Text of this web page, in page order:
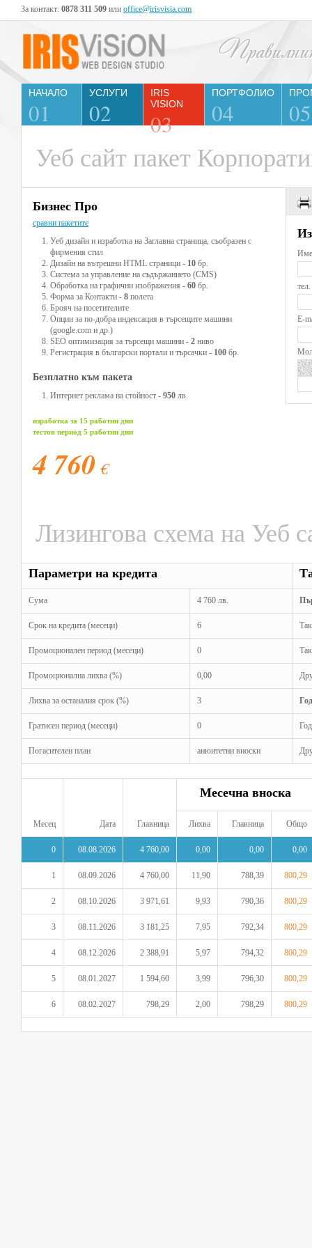
За контакт: 0878 311 509 или office@irisvisia.com
НАЧАЛО
01
УСЛУГИ
02
IRIS
VISION
03
ПОРТФОЛИО
04 05
Уеб сайт пакет
Бизнес Про
сравни пакетите
Уеб дизайн и изработка на Заглавна страница, съобразен с
фирмения стил
Дизайн на вътрешни HTML страници - 10бр.
Система за управление на съдържанието (CMS)
Обработка на графични изображения - 60бр.
Форма за Контакти - 8полета
Брояч на посетителите
Опции за по-добра индексация в търсещите машини
(google.com и др.)
SEO оптимизация за търсещи машини - 2ниво
Регистрация в български портали и търсачки - 100бр.
Безплатно към пакета
Интернет реклама на стойност - 950лв.
изработка за 15 работни дни
тестов период 5 работни дни
4 760 €
Лизингова схема на Уеб
Параметри на кредита
Сума 4 760 лв.
Срок на кредита (месеци) 6
Промоционален период (месеци) 0
Промоционална лихва (%) 0,00
Лихва за останалия срок (%) 3
Гратисен период (месеци) 0
Погасителен план анюитетни вноски
Месец Дата Главница
Месечна вноска
Лихва Главница Общо
0 08.08.2026 4 760,00 0,00 0,00 0,00
1 08.09.2026 4 760,00 11,90 788,39 800,29
2 08.10.2026 3 971,61 9,93 790,36 800,29
3 08.11.2026 3 181,25 7,95 792,34 800,29
4 08.12.2026 2 388,91 5,97 794,32 800,29
5 08.01.2027 1 594,60 3,99 796,30 800,29
6 08.02.2027 798,29 2,00 798,29 800,29